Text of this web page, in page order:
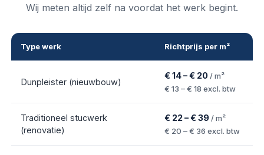
Wij meten altijd zelf na voordat het werk begint.
Type werk Richtprijs per m²
Dunpleister (nieuwbouw)
€ 14 – € 20 / m²
€ 13 – € 18 excl. btw
Traditioneel stucwerk
(renovatie)
€ 22 – € 39 / m²
€ 20 – € 36 excl. btw